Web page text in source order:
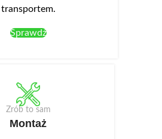
transportem.
Sprawdź
Zrób to sam
Montaż